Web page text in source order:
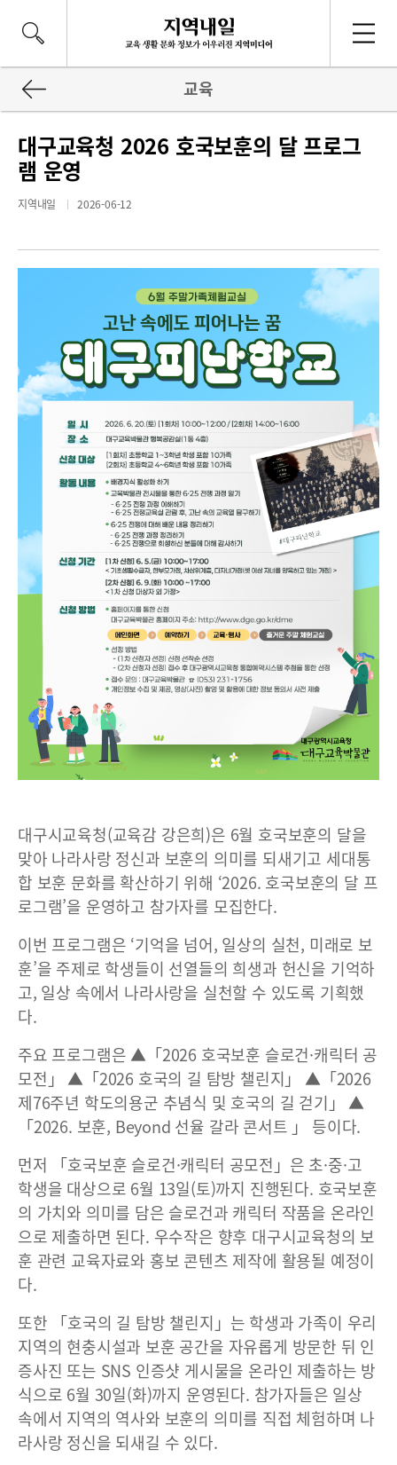
교육
대구교육청 2026 호국보훈의 달 프로그
램 운영
지역내일 2026-06-12
대구시교육청(교육감 강은희)은 6월 호국보훈의 달을
맞아 나라사랑 정신과 보훈의 의미를 되새기고 세대통
합 보훈 문화를 확산하기 위해 ‘2026. 호국보훈의 달 프
로그램’을 운영하고 참가자를 모집한다.
이번 프로그램은 ‘기억을 넘어, 일상의 실천, 미래로 보
훈’을 주제로 학생들이 선열들의 희생과 헌신을 기억하
고, 일상 속에서 나라사랑을 실천할 수 있도록 기획했
다.
주요 프로그램은 ▲「2026 호국보훈 슬로건·캐릭터 공
모전」 ▲「2026 호국의 길 탐방 챌린지」 ▲「2026
제76주년 학도의용군 추념식 및 호국의 길 걷기」 ▲
「2026. 보훈, Beyond 선율 갈라 콘서트 」 등이다.
먼저 「호국보훈 슬로건·캐릭터 공모전」은 초·중·고
학생을 대상으로 6월 13일(토)까지 진행된다. 호국보훈
의 가치와 의미를 담은 슬로건과 캐릭터 작품을 온라인
으로 제출하면 된다. 우수작은 향후 대구시교육청의 보
훈 관련 교육자료와 홍보 콘텐츠 제작에 활용될 예정이
다.
또한 「호국의 길 탐방 챌린지」는 학생과 가족이 우리
지역의 현충시설과 보훈 공간을 자유롭게 방문한 뒤 인
증사진 또는 SNS 인증샷 게시물을 온라인 제출하는 방
식으로 6월 30일(화)까지 운영된다. 참가자들은 일상
속에서 지역의 역사와 보훈의 의미를 직접 체험하며 나
라사랑 정신을 되새길 수 있다.